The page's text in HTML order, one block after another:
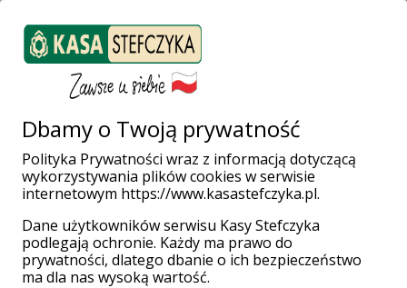
Weź pożyczkę
Załóż konto
Strona główna Placówki i Bankomaty
Sochaczew
Żeromskiego 2
Dbamy o Twoją prywatność
Polityka Prywatności wraz z informacją dotyczącą
wykorzystywania plików cookies w serwisie
internetowym https://www.kasastefczyka.pl.
Dane użytkowników serwisu Kasy Stefczyka
podlegają ochronie. Każdy ma prawo do
prywatności, dlatego dbanie o ich bezpieczeństwo
ma dla nas wysoką wartość.